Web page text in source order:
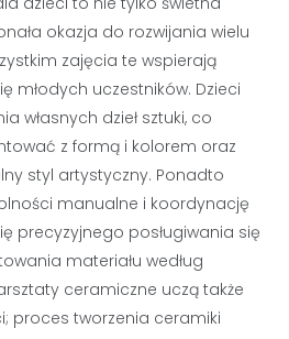
okazja do rozwijania wielu
zajęcia te wspierają
młodych uczestników. Dzieci
własnych dzieł sztuki, co
z formą i kolorem oraz
styl artystyczny. Ponadto
manualne i koordynację
precyzyjnego posługiwania się
materiału według
ceramiczne uczą także
proces tworzenia ceramiki